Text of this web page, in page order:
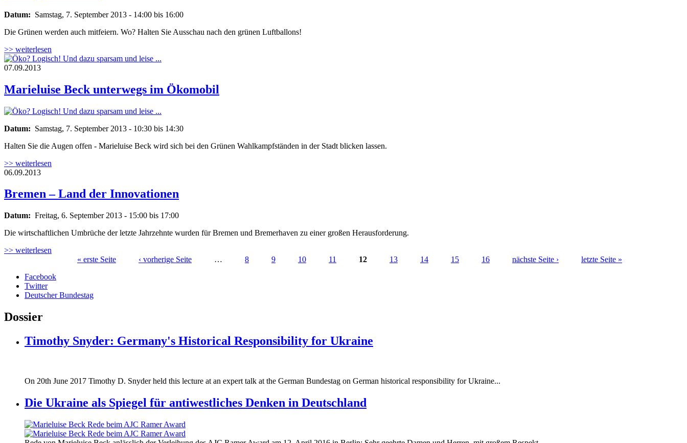
Datum: Samstag, 7. September 2013 - 14:00 bis 16:00
Die Grünen werden auch mitfeiern. Wo? Halten Sie Ausschau nach den grünen Luftballons!
>> weiterlesen
Öko? Logisch! Und dazu sparsam und leise ...
07.09.2013
Marieluise Beck unterwegs im Ökomobil
Öko? Logisch! Und dazu sparsam und leise ...
Datum: Samstag, 7. September 2013 - 10:30 bis 14:30
Halten Sie die Augen offen - Marieluise Beck wird sich bei den Grünen Wahlkampfständen in der Stadt blicken lassen.
>> weiterlesen
06.09.2013
Bremen – Land der Innovationen
Datum: Freitag, 6. September 2013 - 15:00 bis 17:00
Die wirtschaftlichen Umbrüche der letzte Jahrzehnte wurden für Bremen und Bremerhaven zu einer großen Herausforderung.
>> weiterlesen
Seiten
« erste Seite ‹ vorherige Seite … 8 9 10 11 12 13 14 15 16 nächste Seite ›
letzte Seite »
Facebook
Twitter
Deutscher Bundestag
Dossier
Timothy Snyder: Germany's Historical Responsibility for Ukraine
170620_fg_ukraine_timothy_snyder.jpg
170620_fg_ukraine_timothy_snyder.jpg
On 20th June 2017 Timothy D. Snyder held this lecture at an expert talk at the German Bundestag on German historical responsibility for Ukraine...
Die Ukraine als Spiegel für antiwestliches Denken in Deutschland
160412_ramer_award.jpg